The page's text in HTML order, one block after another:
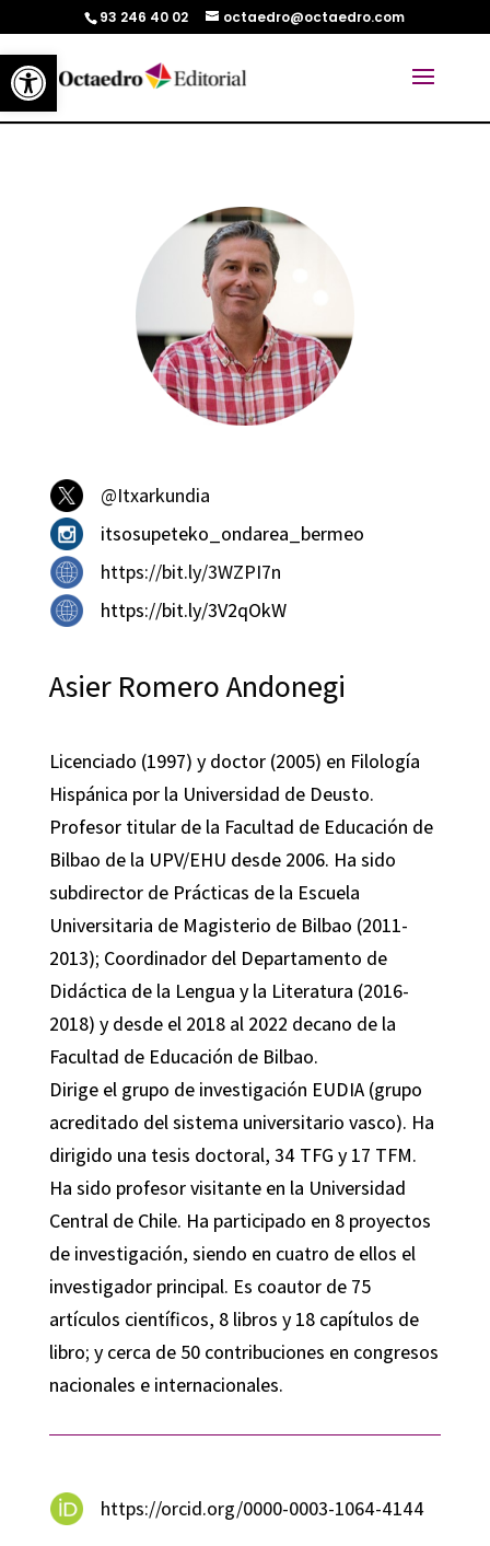
Abrir barra de herramientas
93 246 40 02 octaedro@octaedro.com
@Itxarkundia
itsosupeteko_ondarea_bermeo
https://bit.ly/3WZPI7n
https://bit.ly/3V2qOkW
Asier Romero Andonegi
Licenciado (1997) y doctor (2005) en Filología
Hispánica por la Universidad de Deusto.
Profesor titular de la Facultad de Educación de
Bilbao de la UPV/EHU desde 2006. Ha sido
subdirector de Prácticas de la Escuela
Universitaria de Magisterio de Bilbao (2011-
2013); Coordinador del Departamento de
Didáctica de la Lengua y la Literatura (2016-
2018) y desde el 2018 al 2022 decano de la
Facultad de Educación de Bilbao.
Dirige el grupo de investigación EUDIA (grupo
acreditado del sistema universitario vasco). Ha
dirigido una tesis doctoral, 34 TFG y 17 TFM.
Ha sido profesor visitante en la Universidad
Central de Chile. Ha participado en 8 proyectos
de investigación, siendo en cuatro de ellos el
investigador principal. Es coautor de 75
artículos científicos, 8 libros y 18 capítulos de
libro; y cerca de 50 contribuciones en congresos
nacionales e internacionales.
https://orcid.org/0000-0003-1064-4144